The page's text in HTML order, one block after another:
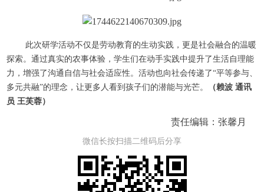
此次研学活动不仅是劳动教育的生动实践，更是社会融合的温暖
探索。通过真实的农事体验，学生们在动手实践中提升了生活自理能
力，增强了沟通自信与社会适应性。活动也向社会传递了“平等参与、
多元共融”的理念，让更多人看到孩子们的潜能与光芒。
（赖波 通讯
员 王芙蓉）
责任编辑：张馨月
微信长按扫描二维码后分享